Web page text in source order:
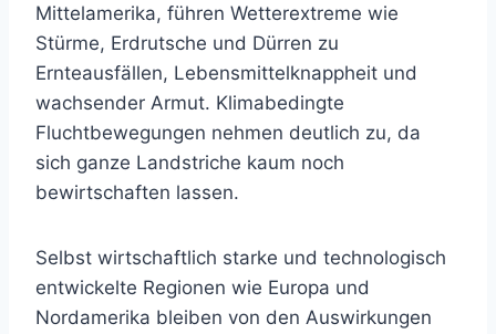
Mittelamerika, führen Wetterextreme wie
Stürme, Erdrutsche und Dürren zu
Ernteausfällen, Lebensmittelknappheit und
wachsender Armut. Klimabedingte
Fluchtbewegungen nehmen deutlich zu, da
sich ganze Landstriche kaum noch
bewirtschaften lassen.
Selbst wirtschaftlich starke und technologisch
entwickelte Regionen wie Europa und
Nordamerika bleiben von den Auswirkungen